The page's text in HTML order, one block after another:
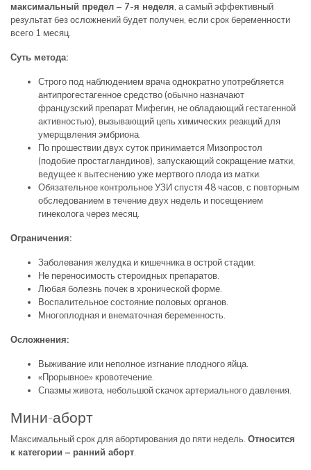
максимальный предел – 7-я неделя, а самый эффективный
результат без осложнений будет получен, если срок беременности
всего 1 месяц.
Суть метода:
Строго под наблюдением врача однократно употребляется
антипрогестагенное средство (обычно назначают
французский препарат Мифегин, не обладающий гестагенной
активностью), вызывающий цепь химических реакций для
умерщвления эмбриона.
По прошествии двух суток принимается Мизопростол
(подобие простагландинов), запускающий сокращение матки,
ведущее к вытеснению уже мертвого плода из матки.
Обязательное контрольное УЗИ спустя 48 часов, с повторным
обследованием в течение двух недель и посещением
гинеколога через месяц.
Ограничения:
Заболевания желудка и кишечника в острой стадии.
Не переносимость стероидных препаратов.
Любая болезнь почек в хронической форме.
Воспалительное состояние половых органов.
Многоплодная и внематочная беременность.
Осложнения:
Выживание или неполное изгнание плодного яйца.
«Прорывное» кровотечение.
Спазмы живота, небольшой скачок артериального давления.
Мини-аборт
Максимальный срок для абортирования до пяти недель. Относится
к категории – ранний аборт.